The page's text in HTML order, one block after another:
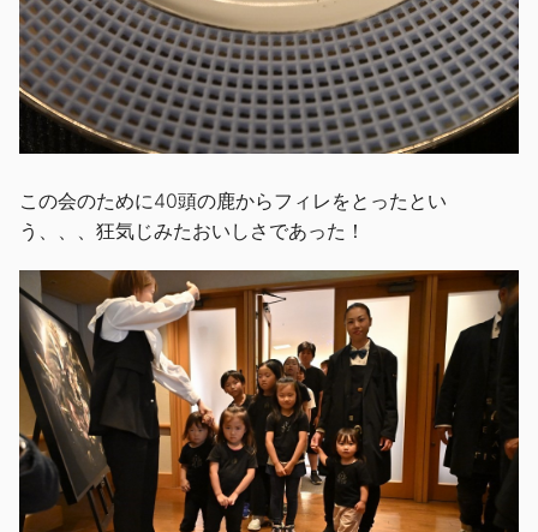
この会のために40頭の鹿からフィレをとったとい
う、、、狂気じみたおいしさであった！